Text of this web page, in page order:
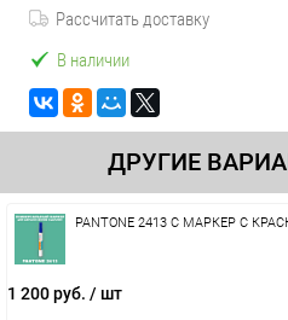
Рассчитать доставку
В наличии
ДРУГИЕ
PANTONE 2413 C МАРКЕР С
1 200 руб. / шт